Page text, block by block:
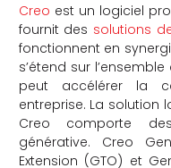
Creo est un logiciel
fournit des solutions
fonctionnent en
s’étend sur
peut accélérer la
entreprise. La solution
Creo comporte
générative. Creo
Extension (GTO) et